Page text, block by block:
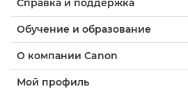
Справка и поддержка
Обучение и образование
О компании Canon
Мой профиль